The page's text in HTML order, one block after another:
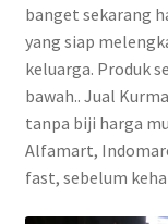
banget sekarang
yang siap
keluarga. Produk
bawah.. Jual
tanpa biji harga
Alfamart,
fast, sebelum